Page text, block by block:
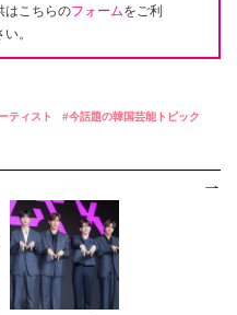
はこちらのフォームをご利
。
ティスト 今話題の韓国芸能トピック